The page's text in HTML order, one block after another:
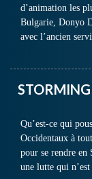
d’animation les
Bulgarie, Donyo
avec l’ancien
Qu’est-ce qui
Occidentaux à
pour se rendre en
une lutte qui